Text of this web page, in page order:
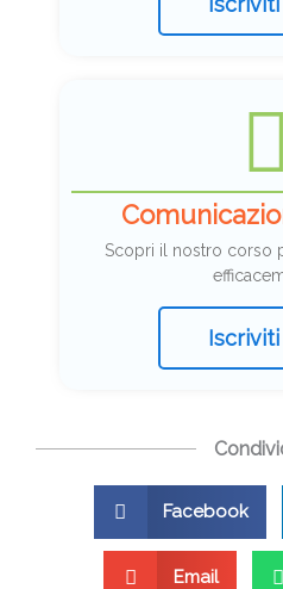
Scopri il nostro corso
Facebook
Email